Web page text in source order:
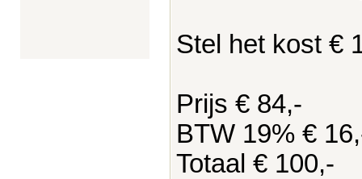
Stel het kost €
Prijs € 84,-
BTW 19% €
Totaal € 100,-